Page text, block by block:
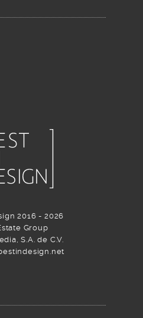
2016 - 2026
Group
S.A. de C.V.